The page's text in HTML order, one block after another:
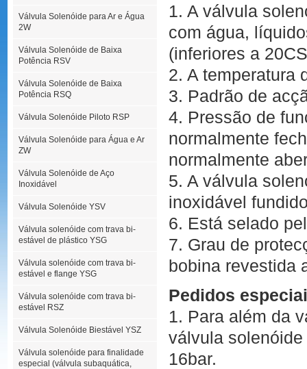
Válvula Solenóide para Ar e Água
2W
Válvula Solenóide de Baixa
Potência RSV
Válvula Solenóide de Baixa
Potência RSQ
Válvula Solenóide Piloto RSP
Válvula Solenóide para Água e Ar
ZW
Válvula Solenóide de Aço
Inoxidável
Válvula Solenóide YSV
Válvula solenóide com trava bi-
estável de plástico YSG
Válvula solenóide com trava bi-
estável e flange YSG
Válvula solenóide com trava bi-
estável RSZ
Válvula Solenóide Biestável YSZ
Válvula solenóide para finalidade
especial (válvula subaquática,
1. A válvula
com água,
(inferiores a
2. A temperatura
3. Padrão de
4. Pressão de
normalmente
normalmente
5. A válvula
inoxidável
6. Está selado
7. Grau de
bobina revestida
Pedidos
1. Para além da
válvula
16bar.